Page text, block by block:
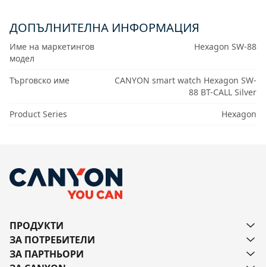
ДОПЪЛНИТЕЛНА ИНФОРМАЦИЯ
Име на маркетингов
модел
Hexagon SW-88
Търговско име
CANYON smart watch Hexagon SW-
88 BT-CALL Silver
Product Series
Hexagon
ПРОДУКТИ
ЗА ПОТРЕБИТЕЛИ
ЗА ПАРТНЬОРИ